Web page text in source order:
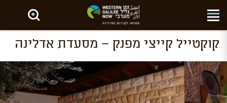
חפש באתר
קוקטייל קייצי מפנק – מסעדת אדלינה